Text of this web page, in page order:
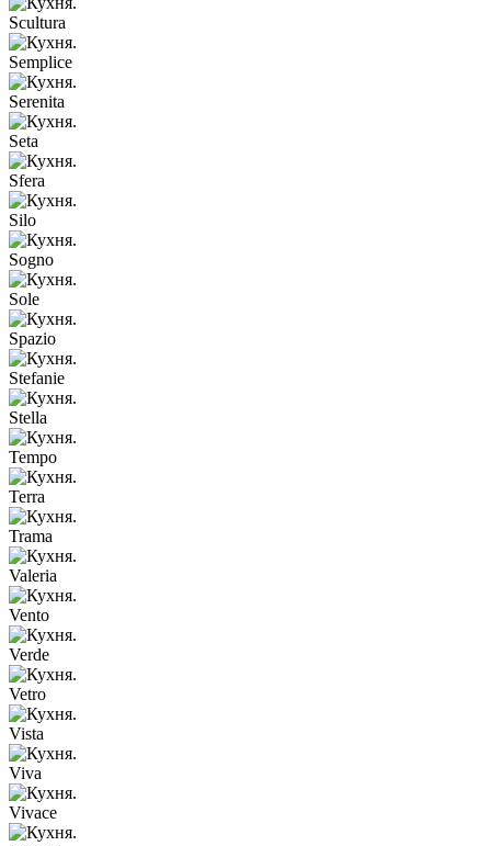
Scultura
Semplice
Serenita
Seta
Sfera
Silo
Sogno
Sole
Spazio
Stefanie
Stella
Tempo
Terra
Trama
Valeria
Vento
Verde
Vetro
Vista
Viva
Vivace